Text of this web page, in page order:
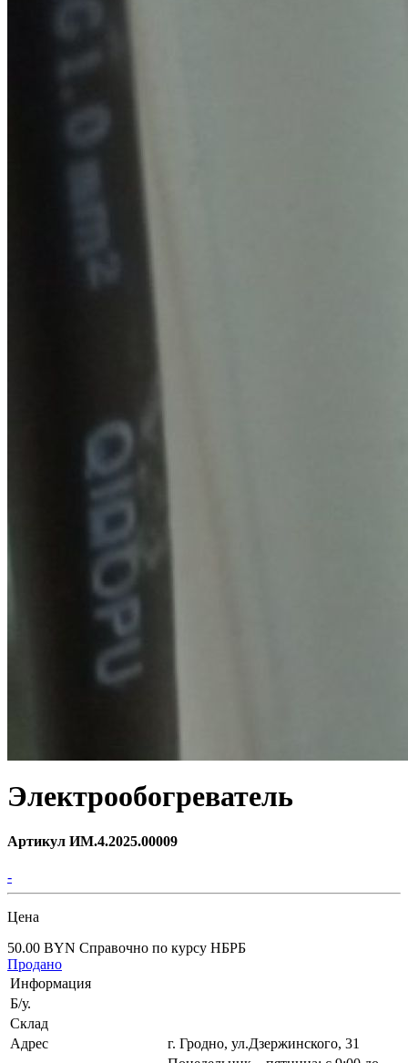
Электрообогреватель
Артикул ИМ.4.2025.00009
-
Цена
50.00 BYN Справочно по курсу НБРБ
Продано
Информация
Б/у.
Склад
Адрес
г. Гродно, ул.Дзержинского, 31